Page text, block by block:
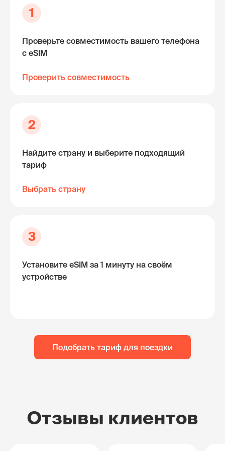
1
Проверьте совместимость вашего телефона
с eSIM
Проверить совместимость
2
Найдите страну и выберите подходящий
тариф
Выбрать страну
3
Установите eSIM за 1 минуту на своём
устройстве
Подобрать тариф для поездки
Отзывы клиентов